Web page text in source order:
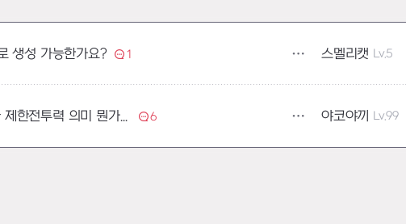
생성 가능한가요? 1 스멜리캣 Lv.5
궁금있는데요 던전이나 레이드이나 제한전투력 의미 뭔가요? 6 야코야끼 Lv.99